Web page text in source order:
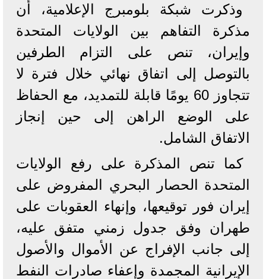
وذكرت شبكة بلومبرج الإعلامية، أن
مذكرة التفاهم بين الولايات المتحدة
وإيران، تنص على التزام الطرفين
بالتوصل إلى اتفاق نهائي خلال فترة لا
تتجاوز 60 يومًا قابلة للتمديد، مع الحفاظ
على الوضع الراهن إلى حين إنجاز
الاتفاق الشامل.
كما تنص المذكرة على رفع الولايات
المتحدة الحصار البحري المفروض على
إيران فور توقيعها، وإنهاء العقوبات على
طهران وفق جدول زمني متفق عليه،
إلى جانب الإفراج عن الأموال والأصول
الإيرانية المجمدة وإعفاء صادرات النفط